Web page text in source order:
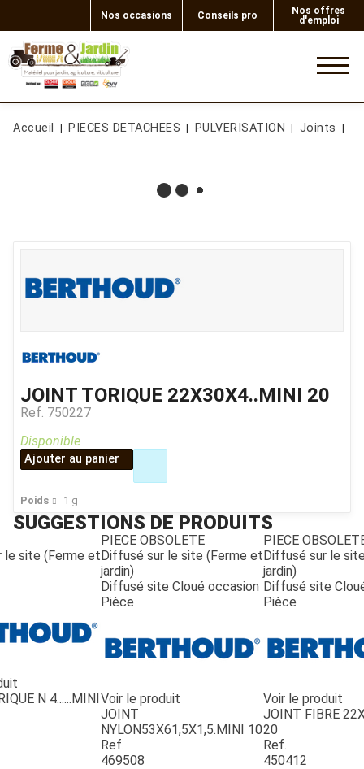
Nos occasions Conseils pro
Nos offres
d'emploi
Accueil PIECES DETACHEES PULVERISATION Joints
JOINT TORIQUE 22X30X4..MINI 20
Ref. 750227
Poids 1 g
Disponible
Ajouter au panier
SUGGESTIONS DE PRODUITS
le site (Ferme et
N 4......MINI
PIECE OBSOLETE
Diffusé sur le site (Ferme et
jardin)
Diffusé site Cloué occasion
Pièce
Voir le produit
JOINT
NYLON53X61,5X1,5.MINI 10
Ref.
469508
PIECE
Diffusé sur le
jardin)
Diffusé site
Pièce
Voir le produit
JOINT FIBRE
20
Ref.
450412